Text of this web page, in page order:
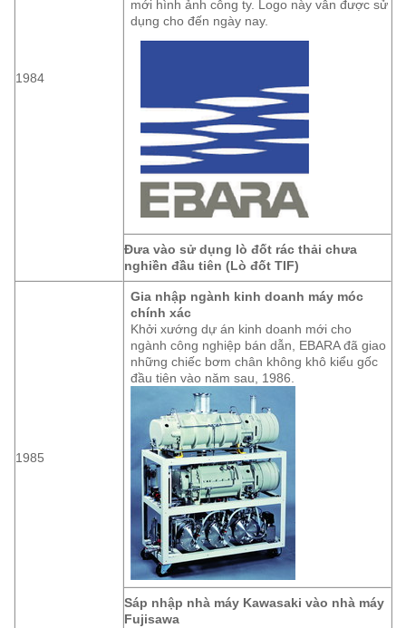
1984
mới hình ảnh công ty. Logo này vẫn được sử
dụng cho đến ngày nay.
Đưa vào sử dụng lò đốt rác thải chưa
nghiền đầu tiên (Lò đốt TIF)
1985
Gia nhập ngành kinh doanh máy móc
chính xác
Khởi xướng dự án kinh doanh mới cho
ngành công nghiệp bán dẫn, EBARA đã giao
những chiếc bơm chân không khô kiểu gốc
đầu tiên vào năm sau, 1986.
Sáp nhập nhà máy Kawasaki vào nhà máy
Fujisawa